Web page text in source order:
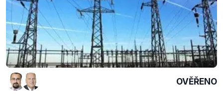
OVĚŘENO